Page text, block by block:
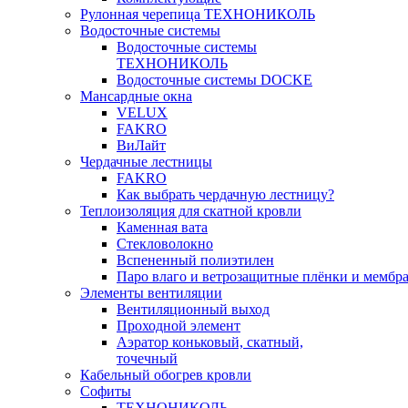
Рулонная черепица ТЕХНОНИКОЛЬ
Водосточные системы
Водосточные системы
ТЕХНОНИКОЛЬ
Водосточные системы DOCKE
Мансардные окна
VELUX
FAKRO
ВиЛайт
Чердачные лестницы
FAKRO
Как выбрать чердачную лестницу?
Теплоизоляция для скатной кровли
Каменная вата
Стекловолокно
Вспененный полиэтилен
Паро влаго и ветрозащитные плёнки и
Элементы вентиляции
Вентиляционный выход
Проходной элемент
Аэратор коньковый, скатный,
точечный
Кабельный обогрев кровли
Софиты